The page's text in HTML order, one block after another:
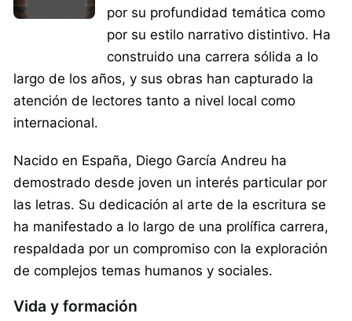
por su profundidad temática como
por su estilo narrativo distintivo. Ha
construido una carrera sólida a lo
largo de los años, y sus obras han capturado la
atención de lectores tanto a nivel local como
internacional.
Nacido en España, Diego García Andreu ha
demostrado desde joven un interés particular por
las letras. Su dedicación al arte de la escritura se
ha manifestado a lo largo de una prolífica carrera,
respaldada por un compromiso con la exploración
de complejos temas humanos y sociales.
Vida y formación